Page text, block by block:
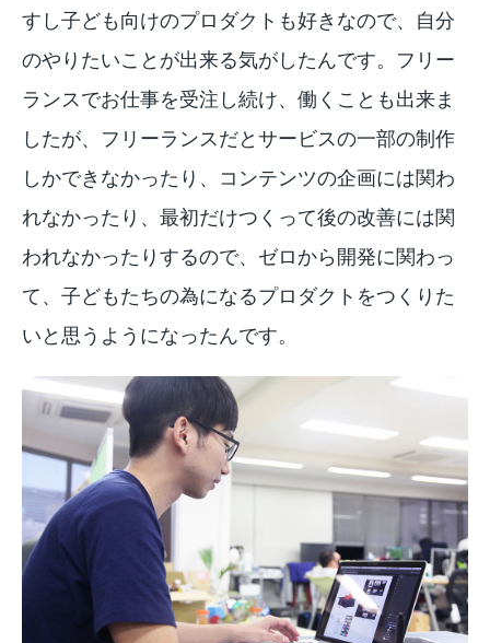
すし子ども向けのプロダクトも好きなので、自分
のやりたいことが出来る気がしたんです。フリー
ランスでお仕事を受注し続け、働くことも出来ま
したが、フリーランスだとサービスの一部の制作
しかできなかったり、コンテンツの企画には関わ
れなかったり、最初だけつくって後の改善には関
われなかったりするので、ゼロから開発に関わっ
て、子どもたちの為になるプロダクトをつくりた
いと思うようになったんです。